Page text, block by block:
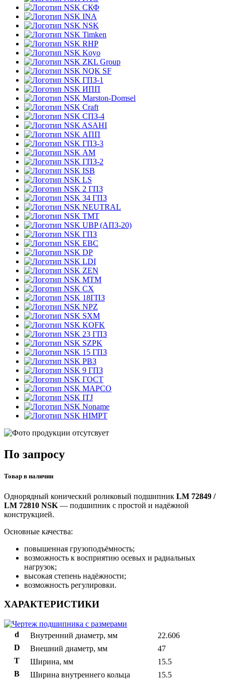
СКФ
INA
NSK
Timken
RHP
Koyo
ZKL Group
NQK SF
ГПЗ-1
ИПП
Marston-Domsel
Craft
СПЗ-4
ASAHI
АПП
ГПЗ-3
АМ
ГПЗ-2
ISB
LS
2 ГПЗ
34 ГПЗ
NEUTRAL
TMT
UBP (АПЗ-20)
ГПЗ
EBC
DP
LDI
ZEN
MTM
CX
18ГПЗ
NPZ
SXM
KOFK
23 ГПЗ
SZPK
15 ГПЗ
РВЗ
9 ГПЗ
ГОСТ
MAPCO
ITJ
Noname
HIMPT
По запросу
Товар в наличии
Однорядный конический роликовый подшипник LM 72849 /
LM 72810 NSK — подшипник с простой и надёжной
конструкцией.
Основные качества:
повышенная грузоподъёмность;
возможность к восприятию осевых и радиальных
нагрузок;
высокая степень надёжности;
возможность регулировки.
ХАРАКТЕРИСТИКИ
d Внутренний диаметр, мм
22.606
D
Внешний диаметр, мм
47
T
Ширина, мм
15.5
B
Ширина внутреннего кольца
15.5